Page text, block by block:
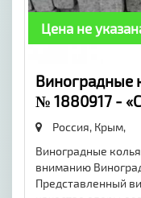
Цена не
№ 1880917 -
Россия, Крым,
Виноградные
вниманию
Представленный